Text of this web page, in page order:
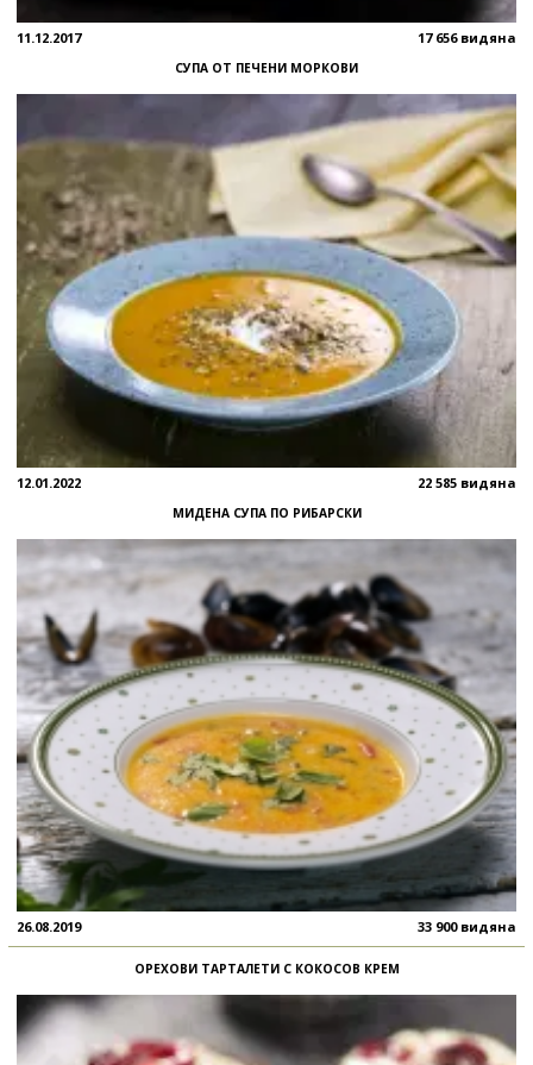
11.12.2017 17 656 видяна
СУПА ОТ ПЕЧЕНИ МОРКОВИ
12.01.2022 22 585 видяна
МИДЕНА СУПА ПО РИБАРСКИ
26.08.2019 33 900 видяна
ОРЕХОВИ ТАРТАЛЕТИ С КОКОСОВ КРЕМ